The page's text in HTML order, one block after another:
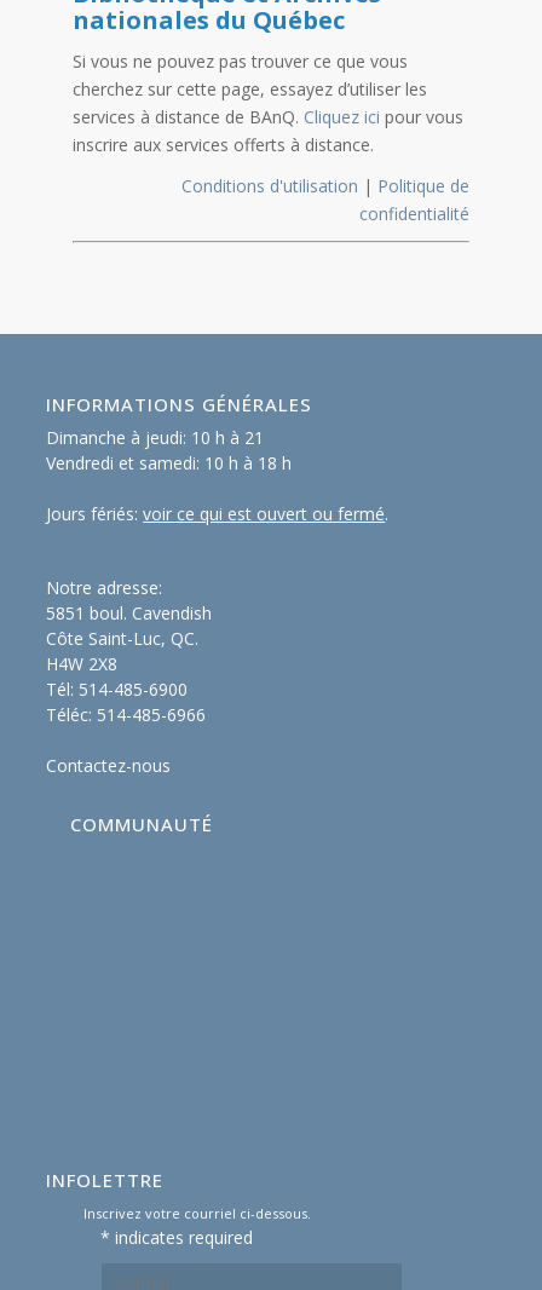
nationales du Québec
Si vous ne pouvez pas trouver ce que vous
cherchez sur cette page, essayez d’utiliser les
services à distance de BAnQ. Cliquez ici pour vous
inscrire aux services offerts à distance.
Conditions d'utilisation | Politique de
confidentialité
INFORMATIONS GÉNÉRALES
Dimanche à jeudi: 10 h à 21
Vendredi et samedi: 10 h à 18 h
Jours fériés:voir ce qui est ouvert ou fermé.
Notre adresse:
5851 boul. Cavendish
Côte Saint-Luc, QC.
H4W 2X8
Tél: 514-485-6900
Téléc: 514-485-6966
Contactez-nous
COMMUNAUTÉ
INFOLETTRE
Inscrivez votre courriel ci-dessous.
* indicates required